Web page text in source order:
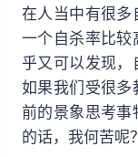
在人当中有很多
一个自杀率比较
乎又可以发现，
如果我们受很多
前的景象思考
的话，我何苦呢